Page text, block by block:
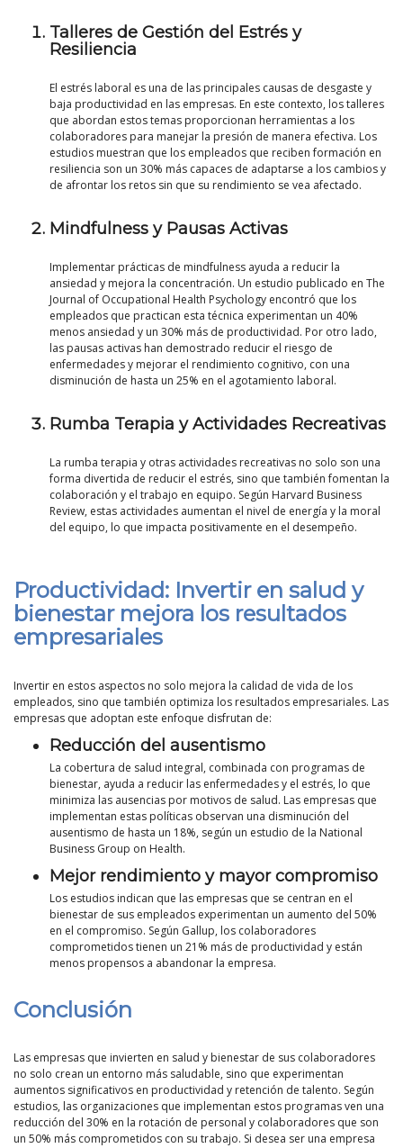
Talleres de Gestión del Estrés y
Resiliencia
El estrés laboral es una de las principales causas de desgaste y
baja productividad en las empresas. En este contexto, los talleres
que abordan estos temas proporcionan herramientas a los
colaboradores para manejar la presión de manera efectiva. Los
estudios muestran que los empleados que reciben formación en
resiliencia son un 30% más capaces de adaptarse a los cambios y
de afrontar los retos sin que su rendimiento se vea afectado.
Mindfulness y Pausas Activas
Implementar prácticas de mindfulness ayuda a reducir la
ansiedad y mejora la concentración. Un estudio publicado en The
Journal of Occupational Health Psychology encontró que los
empleados que practican esta técnica experimentan un 40%
menos ansiedad y un 30% más de productividad. Por otro lado,
las pausas activas han demostrado reducir el riesgo de
enfermedades y mejorar el rendimiento cognitivo, con una
disminución de hasta un 25% en el agotamiento laboral.
Rumba Terapia y Actividades Recreativas
La rumba terapia y otras actividades recreativas no solo son una
forma divertida de reducir el estrés, sino que también fomentan la
colaboración y el trabajo en equipo. Según Harvard Business
Review, estas actividades aumentan el nivel de energía y la moral
del equipo, lo que impacta positivamente en el desempeño.
Productividad: Invertir en salud y
bienestar mejora los resultados
empresariales
Invertir en estos aspectos no solo mejora la calidad de vida de los
empleados, sino que también optimiza los resultados empresariales. Las
empresas que adoptan este enfoque disfrutan de:
Reducción del ausentismo
La cobertura de salud integral, combinada con programas de
bienestar, ayuda a reducir las enfermedades y el estrés, lo que
minimiza las ausencias por motivos de salud. Las empresas que
implementan estas políticas observan una disminución del
ausentismo de hasta un 18%, según un estudio de la National
Business Group on Health.
Mejor rendimiento y mayor compromiso
Los estudios indican que las empresas que se centran en el
bienestar de sus empleados experimentan un aumento del 50%
en el compromiso. Según Gallup, los colaboradores
comprometidos tienen un 21% más de productividad y están
menos propensos a abandonar la empresa.
Conclusión
Las empresas que invierten en salud y bienestar de sus colaboradores
no solo crean un entorno más saludable, sino que experimentan
aumentos significativos en productividad y retención de talento. Según
estudios, las organizaciones que implementan estos programas ven una
reducción del 30% en la rotación de personal y colaboradores que son
un 50% más comprometidos con su trabajo. Si desea ser una empresa